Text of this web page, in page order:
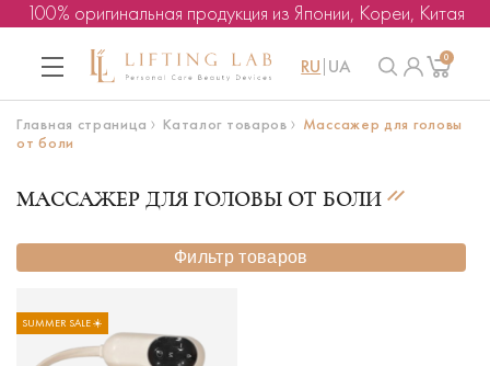
100% оригинальная продукция из Японии, Кореи, Китая
RU UA 0
Главная страница Каталог товаров
Массажер для головы
от боли
МАССАЖЕР ДЛЯ ГОЛОВЫ ОТ БОЛИ
Фильтр товаров
SUMMER SALE ☀️